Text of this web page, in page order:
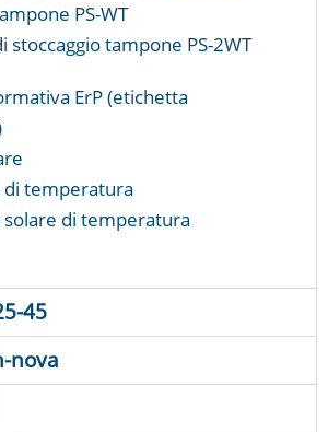
PS-WT
stoccaggio tampone PS-2WT
ErP (etichetta
di temperatura
solare di temperatura
45
nova